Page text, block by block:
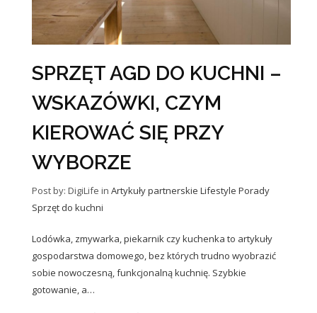
SPRZĘT AGD DO KUCHNI –
WSKAZÓWKI, CZYM
KIEROWAĆ SIĘ PRZY
WYBORZE
Post by: DigiLife in Artykuły partnerskie Lifestyle Porady
Sprzęt do kuchni
Lodówka, zmywarka, piekarnik czy kuchenka to artykuły
gospodarstwa domowego, bez których trudno wyobrazić
sobie nowoczesną, funkcjonalną kuchnię. Szybkie
gotowanie, a…